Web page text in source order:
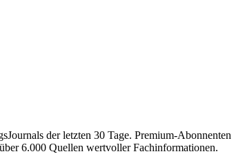
der letzten 30 Tage. Premium-Abonnenten
6.000 Quellen wertvoller Fachinformationen.